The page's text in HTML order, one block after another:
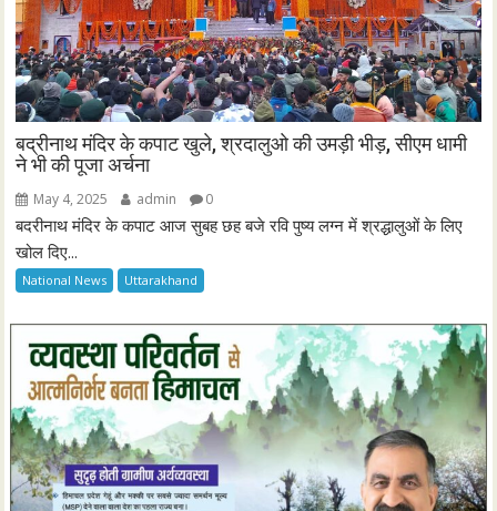
बद्रीनाथ मंदिर के कपाट खुले, श्रदालुओ की उमड़ी भीड़, सीएम धामी
ने भी की पूजा अर्चना
May 4, 2025 admin 0
बदरीनाथ मंदिर के कपाट आज सुबह छह बजे रवि पुष्य लग्न में श्रद्धालुओं के लिए
खोल दिए...
National News Uttarakhand